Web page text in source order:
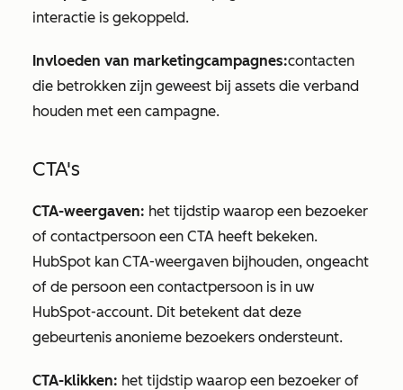
interactie is gekoppeld.
Invloeden van marketingcampagnes:contacten
die betrokken zijn geweest bij assets die verband
houden met een campagne.
CTA's
CTA-weergaven: het tijdstip waarop een bezoeker
of contactpersoon een CTA heeft bekeken.
HubSpot kan CTA-weergaven bijhouden, ongeacht
of de persoon een contactpersoon is in uw
HubSpot-account. Dit betekent dat deze
gebeurtenis anonieme bezoekers ondersteunt.
CTA-klikken: het tijdstip waarop een bezoeker of